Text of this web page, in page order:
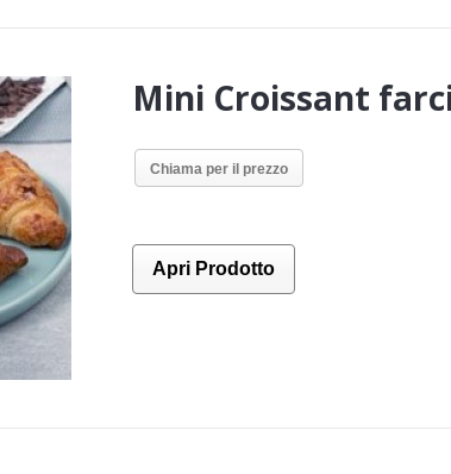
Mini Croissant
Chiama per il prezzo
Apri Prodotto